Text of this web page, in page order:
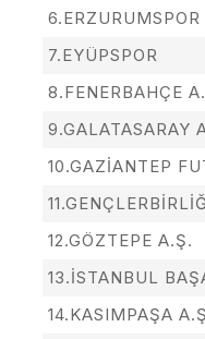
6.ERZURUMSPOR
7.EYÜPSPOR
8.FENERBAHÇE
9.GALATASARAY
10.GAZİANTEP
12.GÖZTEPE A.Ş.
13.İSTANBUL
14.KASIMPAŞA